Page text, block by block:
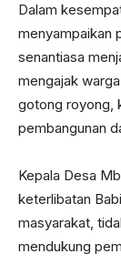
Dalam
menyampaikan
senantiasa
mengajak
gotong royong,
pembangunan
Kepala Desa
keterlibatan
masyarakat,
mendukung